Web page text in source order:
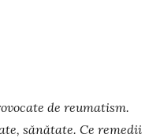
de reumatism.
sănătate. Ce remedii